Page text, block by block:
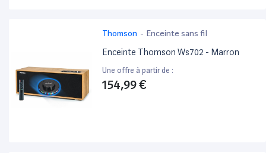
Thomson - Enceinte sans fil
Enceinte Thomson Ws702 - Marron
Une offre à partir de :
154,99 €